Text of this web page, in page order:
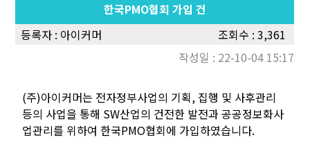
한국PMO협회 가입 건
등록자 : 아이커머
조회수 : 3,361
작성일 : 22-10-04 15:17
(주)아이커머는 전자정부사업의 기획, 집행 및 사후관리
등의 사업을 통해 SW산업의 건전한 발전과 공공정보화사
업관리를 위하여 한국PMO협회에 가입하였습니다.